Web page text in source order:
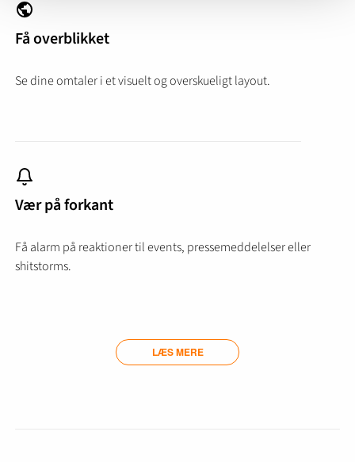
Få overblikket
Se dine omtaler i et visuelt og overskueligt layout.
Vær på forkant
Få alarm på reaktioner til events, pressemeddelelser eller
shitstorms.
LÆS MERE